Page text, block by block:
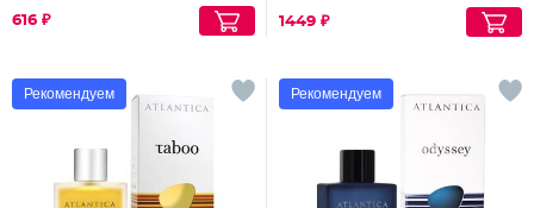
616 ₽ 1449 ₽
Рекомендуем Рекомендуем